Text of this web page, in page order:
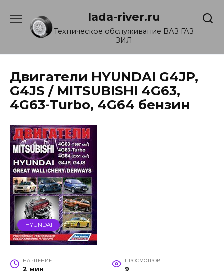
содержанию
lada-river.ru
Техническое обслуживание ВАЗ ГАЗ
ЗИЛ
Двигатели HYUNDAI G4JP,
G4JS / MITSUBISHI 4G63,
4G63-Turbo, 4G64 бензин
HYUNDAI
НА ЧТЕНИЕ
2 мин
ПРОСМОТРОВ
9